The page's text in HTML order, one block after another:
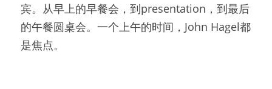
宾。从早上的早餐会，到presentation，到最后
的午餐圆桌会。一个上午的时间，John Hagel都
是焦点。